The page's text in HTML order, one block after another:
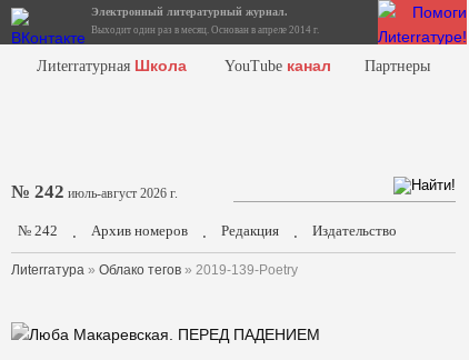
Электронный литературный журнал.
Выходит один раз в месяц. Основан в апреле 2014 г.
Лиterraтурная Школа YouTube канал Партнеры
№ 242 июль-август 2026 г.
№ 242 . Архив номеров . Редакция . Издательство
Лиterraтура » Облако тегов » 2019-139-Poetry